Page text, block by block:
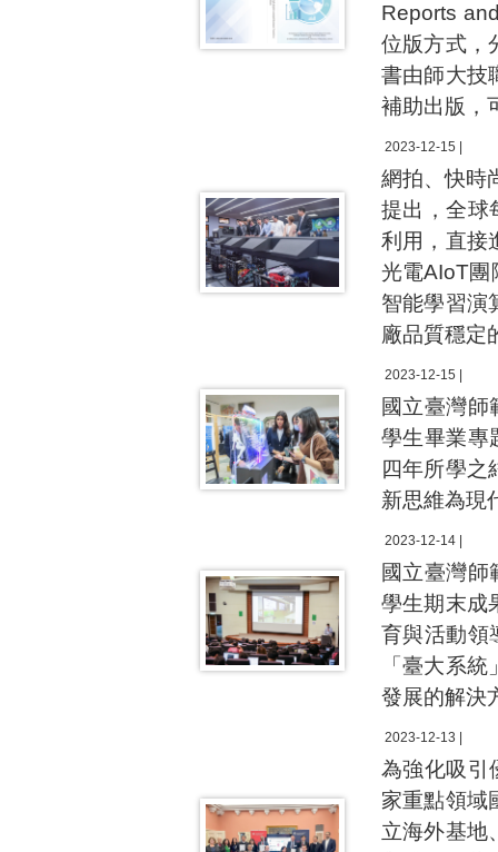
Reports
位版方式，
書由師大技
補助出版，
2023-12-15 |
網拍、快時
提出，全球
利用，直接
光電AIoT團
智能學習演
廠品質穩定
2023-12-15 |
國立臺灣
學生畢業專
四年所學之
新思維為現
2023-12-14 |
國立臺灣
學生期末成
育與活動領
「臺大系
發展的解決
2023-12-13 |
為強化吸引
家重點領域
立海外基地